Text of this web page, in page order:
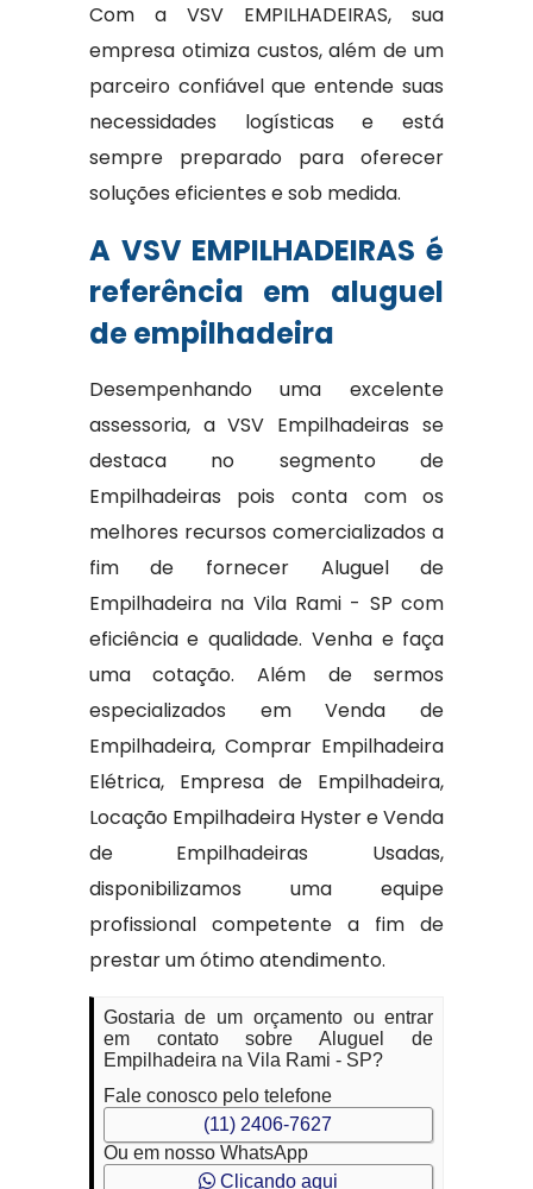
Com a VSV EMPILHADEIRAS, sua
empresa otimiza custos, além de um
parceiro confiável que entende suas
necessidades logísticas e está
sempre preparado para oferecer
soluções eficientes e sob medida.
A VSV EMPILHADEIRAS é
referência em aluguel
de empilhadeira
Desempenhando uma excelente
assessoria, a VSV Empilhadeiras se
destaca no segmento de
Empilhadeiras pois conta com os
melhores recursos comercializados a
fim de fornecer Aluguel de
Empilhadeira na Vila Rami - SP com
eficiência e qualidade. Venha e faça
uma cotação. Além de sermos
especializados em Venda de
Empilhadeira, Comprar Empilhadeira
Elétrica, Empresa de Empilhadeira,
Locação Empilhadeira Hyster e Venda
de Empilhadeiras Usadas,
disponibilizamos uma equipe
profissional competente a fim de
prestar um ótimo atendimento.
Gostaria de um orçamento ou entrar
em contato sobre Aluguel de
Empilhadeira na Vila Rami - SP?
Fale conosco pelo telefone
(11) 2406-7627
Ou em nosso WhatsApp
Clicando aqui